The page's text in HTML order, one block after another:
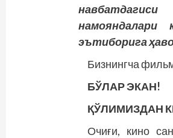
намояндалари
эътиборига
Бизнингча
БЎЛАР ЭКАН!
ҚЎЛИМИЗДАН
Очиғи, кино